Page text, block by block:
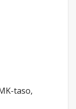
taso,